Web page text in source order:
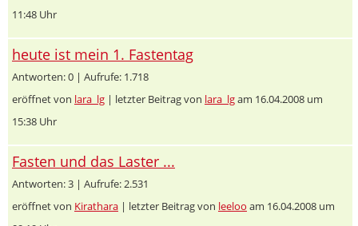
11:48 Uhr
heute ist mein 1. Fastentag
Antworten: 0 | Aufrufe: 1.718
eröffnet von lara_lg | letzter Beitrag von lara_lgam 16.04.2008 um
15:38 Uhr
Fasten und das Laster ...
Antworten: 3 | Aufrufe: 2.531
eröffnet von Kirathara | letzter Beitrag von leeloo am 16.04.2008 um